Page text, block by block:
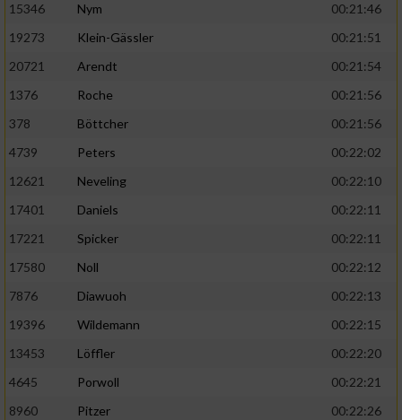
15346
Nym
00:21:46
19273
Klein-Gässler
00:21:51
20721
Arendt
00:21:54
1376
Roche
00:21:56
378
Böttcher
00:21:56
4739
Peters
00:22:02
12621
Neveling
00:22:10
17401
Daniels
00:22:11
17221
Spicker
00:22:11
17580
Noll
00:22:12
7876
Diawuoh
00:22:13
19396
Wildemann
00:22:15
13453
Löffler
00:22:20
4645
Porwoll
00:22:21
8960
Pitzer
00:22:26